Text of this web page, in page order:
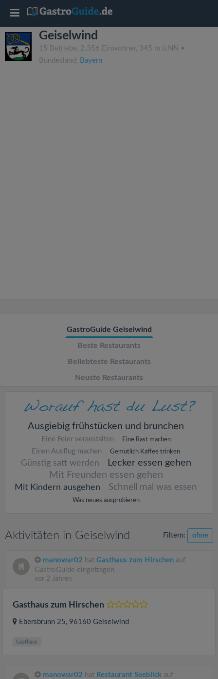
Geiselwind
15 Betriebe, 2.356 Einwohner, 345 m ü.NN •
Bundesland: Bayern
GastroGuide Geiselwind
Beste Restaurants
Beliebteste Restaurants
Neuste Restaurants
Ausgiebig frühstücken und brunchen
Eine Feier veranstalten Eine Rast machen
Einen Ausflug machen Gemütlich Kaffee trinken
Günstig satt werden
Lecker essen gehen
Mit Freunden essen gehen
Mit Kindern ausgehen Schnell mal was essen
Was neues ausprobieren
Aktivitäten in Geiselwind Filtern: ohne
manowar02 hat Gasthaus zum Hirschen auf
GastroGuide eingetragen
vor 2 Jahren
Gasthaus zum Hirschen
Ebersbrunn 25, 96160 Geiselwind
Gasthaus
manowar02 hat Restaurant Seeblick auf
T
o
g